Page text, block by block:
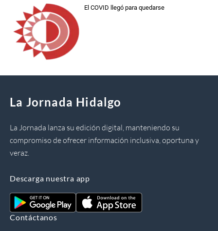
El COVID llegó para quedarse
La Jornada Hidalgo
La Jornada lanza su edición digital, manteniendo su
compromiso de ofrecer información inclusiva, oportuna y
veraz.
Descarga nuestra app
Contáctanos